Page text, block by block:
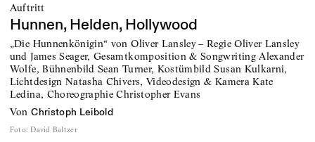
Auftritt
Hunnen, Helden, Hollywood
„Die Hunnenkönigin“ von Oliver Lansley – Regie Oliver Lansley
und James Seager, Gesamtkomposition & Songwriting Alexander
Wolfe, Bühnenbild Sean Turner, Kostümbild Susan Kulkarni,
Lichtdesign Natasha Chivers, Videodesign & Kamera Kate
Ledina, Choreographie Christopher Evans
von Christoph Leibold
Foto: David Baltzer